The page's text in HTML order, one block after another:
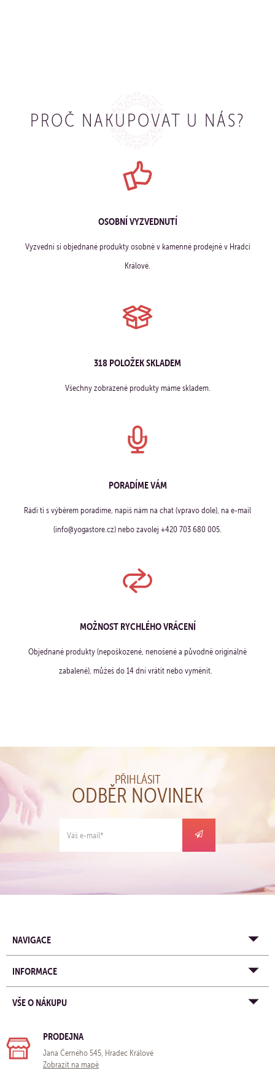
PROČ NAKUPOVAT U NÁS?
OSOBNÍ VYZVEDNUTÍ
Vyzvedni si objednané produkty osobně v kamenné prodejně v Hradci
Králové.
318 POLOŽEK SKLADEM
Všechny zobrazené produkty máme skladem.
PORADÍME VÁM
Rádi ti s výběrem poradíme, napiš nám na chat (vpravo dole), na e-mail
(info@yogastore.cz) nebo zavolej +420 703 680 005.
MOŽNOST RYCHLÉHO VRÁCENÍ
Objednané produkty (nepoškozené, nenošené a původně originálně
zabalené), můžeš do 14 dní vrátit nebo vyměnit.
PŘIHLÁSIT
ODBĚR NOVINEK
NAVIGACE
INFORMACE
VŠE O NÁKUPU
PRODEJNA
Jana Černého 545, Hradec Králové
Zobrazit na mapě